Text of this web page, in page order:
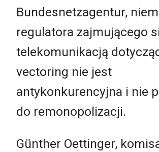
Bundesnetzagentur,
regulatora zajmującego
telekomunikacją
vectoring nie jest
antykonkurencyjna i nie
do remonopolizacji.
Günther Oettinger,